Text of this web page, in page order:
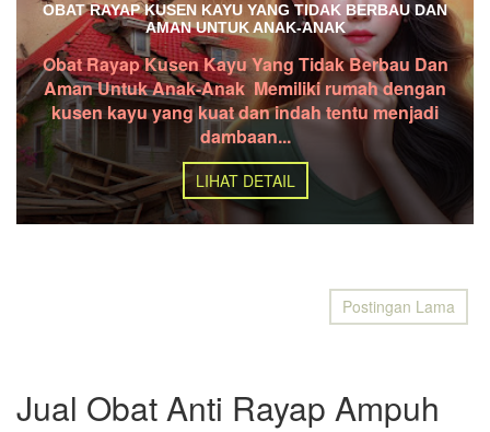
OBAT RAYAP KUSEN KAYU YANG TIDAK BERBAU DAN
AMAN UNTUK ANAK-ANAK
Obat Rayap Kusen Kayu Yang Tidak Berbau Dan
Aman Untuk Anak-Anak Memiliki rumah dengan
kusen kayu yang kuat dan indah tentu menjadi
dambaan...
LIHAT DETAIL
Postingan Lama
Jual Obat Anti Rayap Ampuh